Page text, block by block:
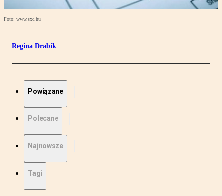
Foto: www.sxc.hu
Regina Drabik
Powiązane
Polecane
Najnowsze
Tagi